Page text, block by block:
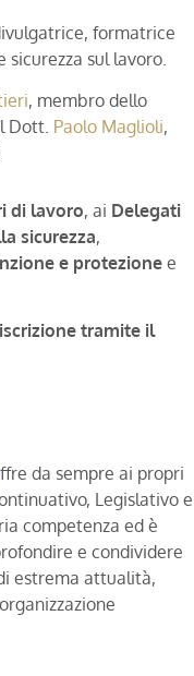
formatrice
sul lavoro.
, membro dello
Dott. Paolo Maglioli,
di lavoro, ai Delegati
sicurezza,
e protezione e
tramite il
da sempre ai propri
Legislativo e
competenza ed è
e condividere
estrema attualità,